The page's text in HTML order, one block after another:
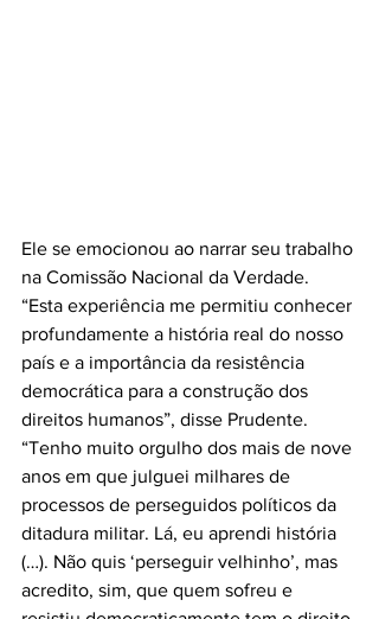
Ele se emocionou ao narrar seu trabalho
na Comissão Nacional da Verdade.
“Esta experiência me permitiu conhecer
profundamente a história real do nosso
país e a importância da resistência
democrática para a construção dos
direitos humanos”, disse Prudente.
“Tenho muito orgulho dos mais de nove
anos em que julguei milhares de
processos de perseguidos políticos da
ditadura militar. Lá, eu aprendi história
(…). Não quis ‘perseguir velhinho’, mas
acredito, sim, que quem sofreu e